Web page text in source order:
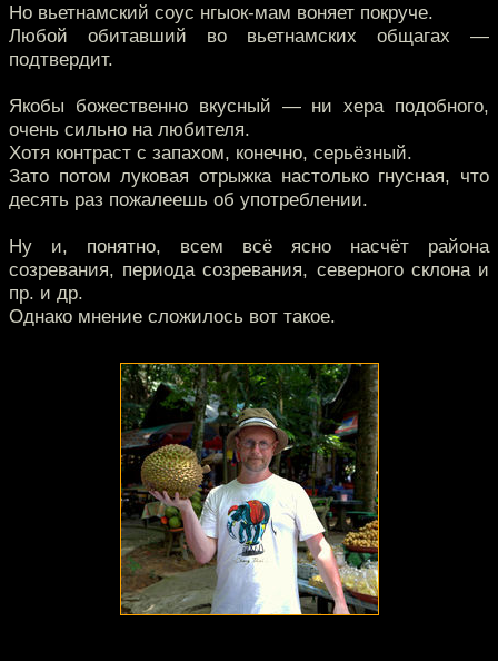
Но вьетнамский соус нгыок-мам воняет покруче.
Любой обитавший во вьетнамских общагах —
подтвердит.
Якобы божественно вкусный — ни хера подобного,
очень сильно на любителя.
Хотя контраст с запахом, конечно, серьёзный.
Зато потом луковая отрыжка настолько гнусная, что
десять раз пожалеешь об употреблении.
Ну и, понятно, всем всё ясно насчёт района
созревания, периода созревания, северного склона и
пр. и др.
Однако мнение сложилось вот такое.